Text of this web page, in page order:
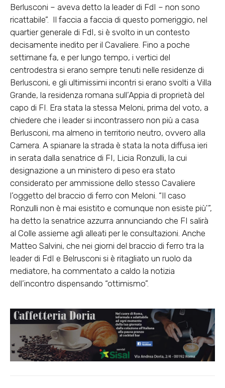
Berlusconi – aveva detto la leader di FdI – non sono
ricattabile”. Il faccia a faccia di questo pomeriggio, nel
quartier generale di FdI, si è svolto in un contesto
decisamente inedito per il Cavaliere. Fino a poche
settimane fa, e per lungo tempo, i vertici del
centrodestra si erano sempre tenuti nelle residenze di
Berlusconi, e gli ultimissimi incontri si erano svolti a Villa
Grande, la residenza romana sull’Appia di proprietà del
capo di FI. Era stata la stessa Meloni, prima del voto, a
chiedere che i leader si incontrassero non più a casa
Berlusconi, ma almeno in territorio neutro, ovvero alla
Camera. A spianare la strada è stata la nota diffusa ieri
in serata dalla senatrice di FI, Licia Ronzulli, la cui
designazione a un ministero di peso era stato
considerato per ammissione dello stesso Cavaliere
l’oggetto del braccio di ferro con Meloni. “Il caso
Ronzulli non è mai esistito e comunque non esiste più'”,
ha detto la senatrice azzurra annunciando che FI salirà
al Colle assieme agli alleati per le consultazioni. Anche
Matteo Salvini, che nei giorni del braccio di ferro tra la
leader di FdI e Belrusconi si è ritagliato un ruolo da
mediatore, ha commentato a caldo la notizia
dell’incontro dispensando “ottimismo”.